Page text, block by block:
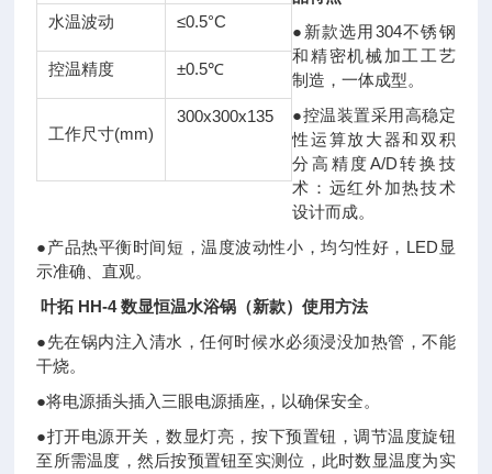
水温波动 ≤0.5°C
控温精度 ±0.5℃
工作尺寸(mm)
300x300x135
●新款选用304不锈钢
和精密机械加工工艺
制造，一体成型。
●控温装置采用高稳定
性运算放大器和双积
分高精度A/D转换技
术：远红外加热技术
设计而成。
●产品热平衡时间短，温度波动性小，均匀性好，LED显
示准确、直观。
叶拓 HH-4 数显恒温水浴锅（新款）使用方法
●先在锅内注入清水，任何时候水必须浸没加热管，不能
干烧。
●将电源插头插入三眼电源插座,，以确保安全。
●打开电源开关，数显灯亮，按下预置钮，调节温度旋钮
至所需温度，然后按预置钮至实测位，此时数显温度为实